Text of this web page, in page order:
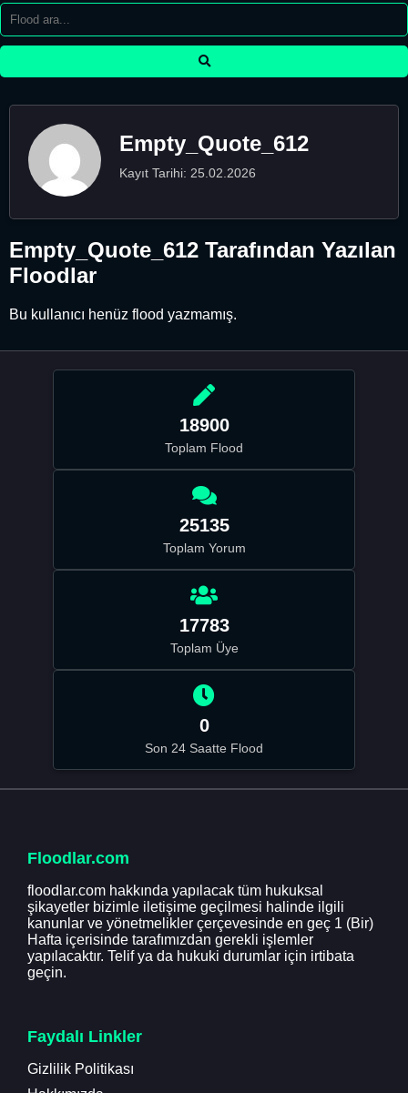
Empty_Quote_612
Kayıt Tarihi: 25.02.2026
Empty_Quote_612 Tarafından Yazılan
Floodlar
Bu kullanıcı henüz flood yazmamış.
18900
Toplam Flood
25135
Toplam Yorum
17783
Toplam Üye
0
Son 24 Saatte Flood
Floodlar.com
floodlar.com hakkında yapılacak tüm hukuksal
şikayetler bizimle iletişime geçilmesi halinde ilgili
kanunlar ve yönetmelikler çerçevesinde en geç 1 (Bir)
Hafta içerisinde tarafımızdan gerekli işlemler
yapılacaktır. Telif ya da hukuki durumlar için irtibata
geçin.
Faydalı Linkler
Gizlilik Politikası